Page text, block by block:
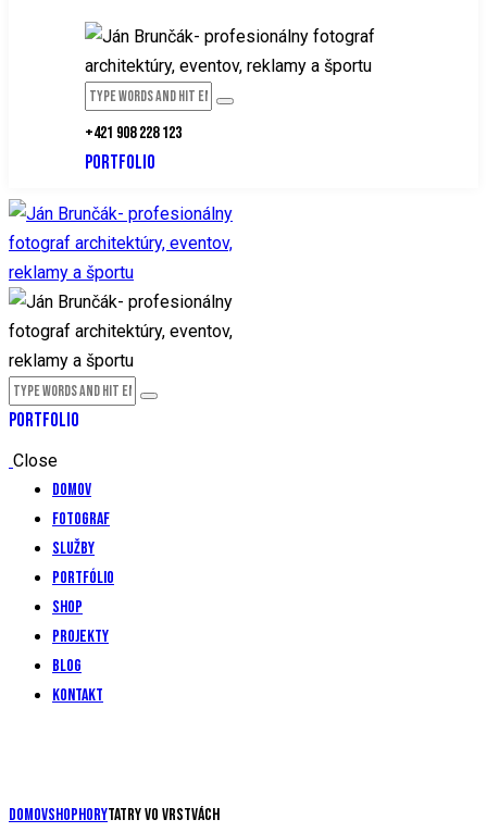
+421 908 228 123
PORTFOLIO
PORTFOLIO
Close
Domov
Fotograf
Služby
Portfólio
Shop
Projekty
Blog
Kontakt
DomovShopHoryTatry vo vrstvách